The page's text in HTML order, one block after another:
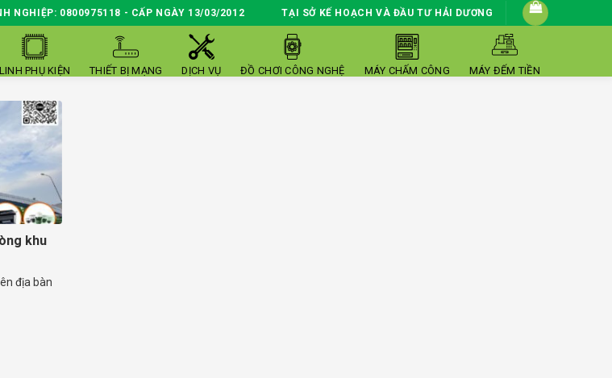
NGHIỆP: 0800975118 - CẤP NGÀY 13/03/2012 TẠI SỞ KẾ HOẠCH VÀ ĐẦU TƯ HẢI DƯƠNG
LINH PHỤ KIỆN THIẾT BỊ MẠNG DỊCH VỤ ĐỒ CHƠI CÔNG NGHỆ MÁY CHẤM CÔNG MÁY ĐẾM TIỀN
khu
địa bàn